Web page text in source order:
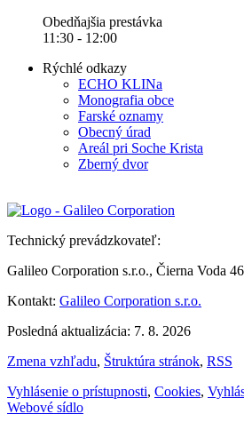
Obedňajšia prestávka
11:30 - 12:00
Rýchlé odkazy
ECHO KLINa
Monografia obce
Farské oznamy
Obecný úrad
Areál pri Soche Krista
Zberný dvor
Technický prevádzkovateľ:
Galileo Corporation s.r.o., Čierna Voda
Kontakt: Galileo Corporation s.r.o.
Posledná aktualizácia: 7. 8. 2026
Zmena vzhľadu, Štruktúra stránok, RSS
Vyhlásenie o prístupnosti, Cookies,
Webové sídlo